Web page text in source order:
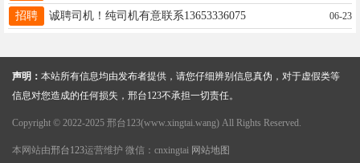
招聘 诚聘司机！纯司机有意联系13653336075 06-23
声明： 本站所有信息均由发布者提供，请您仔细辨别信息真伪，对于虚假类等
信息对您造成的任何损失，邢台123不承担一切责任。
Copyright © 2022-2025 邢台123(www.xingtai.wang) All Rights Reserved.
本网站由邢台123运营维护 微信：cnxingtai 网站地图